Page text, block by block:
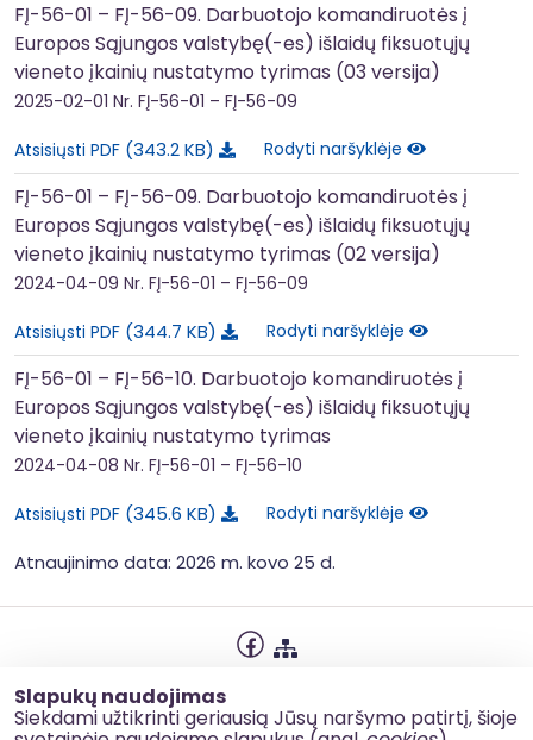
Slapukų naudojimas
Siekdami užtikrinti geriausią Jūsų naršymo patirtį, šioje
FĮ-56-01 – FĮ-56-09. Darbuotojo komandiruotės į
Europos Sąjungos valstybę(-es) išlaidų fiksuotųjų
vieneto įkainių nustatymo tyrimas (03 versija)
2025-02-01 Nr. FĮ-56-01 – FĮ-56-09
Atsisiųsti PDF 343.2 KB Rodyti naršyklėje
FĮ-56-01 – FĮ-56-09. Darbuotojo komandiruotės į
Europos Sąjungos valstybę(-es) išlaidų fiksuotųjų
vieneto įkainių nustatymo tyrimas (02 versija)
2024-04-09 Nr. FĮ-56-01 – FĮ-56-09
Atsisiųsti PDF 344.7 KB Rodyti naršyklėje
FĮ-56-01 – FĮ-56-10. Darbuotojo komandiruotės į
Europos Sąjungos valstybę(-es) išlaidų fiksuotųjų
vieneto įkainių nustatymo tyrimas
2024-04-08 Nr. FĮ-56-01 – FĮ-56-10
Atsisiųsti PDF 345.6 KB Rodyti naršyklėje
Atnaujinimo data: 2026 m. kovo 25 d.
Slapukų naudojimas